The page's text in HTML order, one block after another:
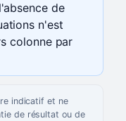
de
n'est
colonne par
indicatif et ne
de résultat ou de